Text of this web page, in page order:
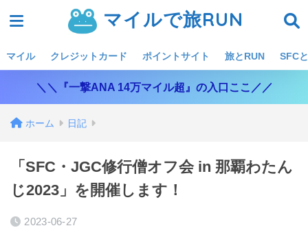
マイルで旅RUN
マイル クレジットカード ポイントサイト 旅とRUN SFC
＼＼『一撃ANA 14万マイル超』の入口ここ／／
ホーム 日記
「SFC・JGC修行僧オフ会 in 那覇わたん
じ2023」を開催します！
2023-06-27